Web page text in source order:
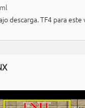
descarga. TF4 para este